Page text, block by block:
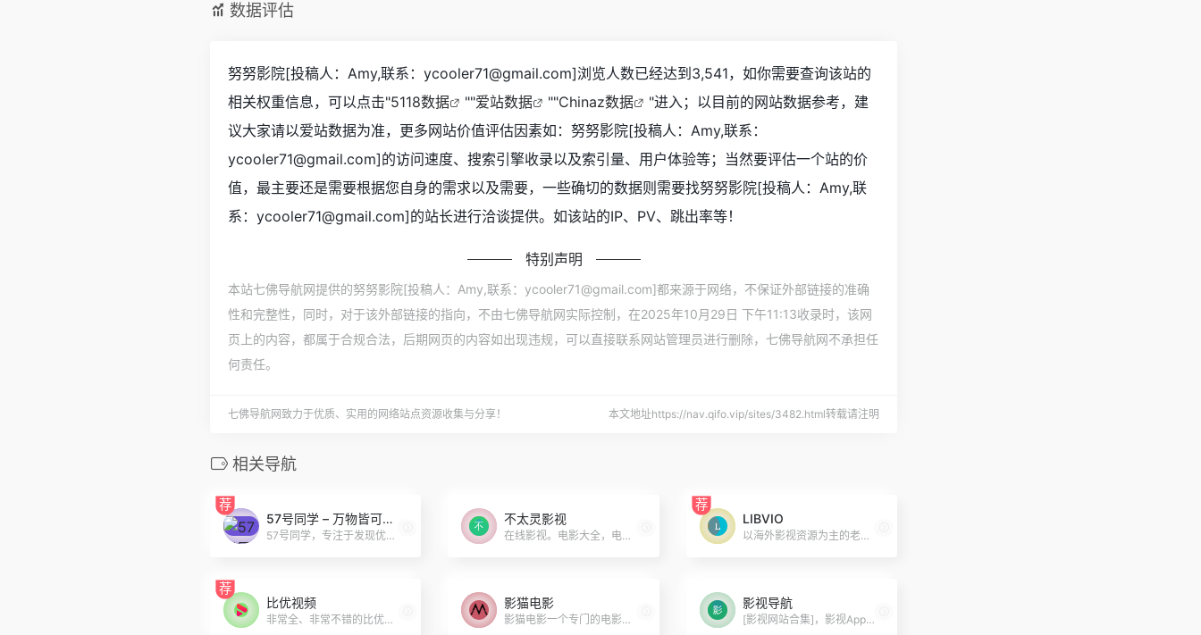
数据评估
努努影院[投稿人：Amy,联系：ycooler71@gmail.com]浏览人数已经达到3,541，如你需要查询该站的
相关权重信息，可以点击"5118数据 ""爱站数据 ""Chinaz数据
"进入；以目前的网站数据参考，建
议大家请以爱站数据为准，更多网站价值评估因素如：努努影院[投稿人：Amy,联系：
ycooler71@gmail.com]的访问速度、搜索引擎收录以及索引量、用户体验等；当然要评估一个站的价
值，最主要还是需要根据您自身的需求以及需要，一些确切的数据则需要找努努影院[投稿人：Amy,联
系：ycooler71@gmail.com]的站长进行洽谈提供。如该站的IP、PV、跳出率等！
特别声明
本站七佛导航网提供的努努影院[投稿人：Amy,联系：ycooler71@gmail.com]都来源于网络，不保证外部链接的准确
性和完整性，同时，对于该外部链接的指向，不由七佛导航网实际控制，在2025年10月29日 下午11:13收录时，该网
页上的内容，都属于合规合法，后期网页的内容如出现违规，可以直接联系网站管理员进行删除，七佛导航网不承担任
何责任。
七佛导航网致力于优质、实用的网络站点资源收集与分享！ 本文地址https://nav.qifo.vip/sites/3482.html转载请注明
相关导航
荐
57号同学 – 万物皆可白嫖
57号同学，专注于发现优质的安卓/IOS/Windows/Linux/mac软件，致力于分享互联网有趣、好玩、实用的软件工具！
不太灵影视
在线影视。电影大全，电视剧
荐
LIBVIO
以海外影视资源为主的老牌网站
荐
比优视频
非常全、非常不错的比优视频。影厅放映、全品类电影，在线观看
影猫电影
影猫电影一个专门的电影推荐平台，通过收集经典电影，电影专题以及网友互动分享好看电影，为广大电影爱好者提供优质的电影推荐服务。本
影视导航
[影视网站合集]，影视App、PC端影视。可乐影视，收集整理了全网最优质、最好用的免费电影网站目录。